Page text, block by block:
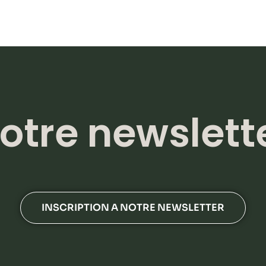
INSCRIPTION A NOTRE NEWSLETTER